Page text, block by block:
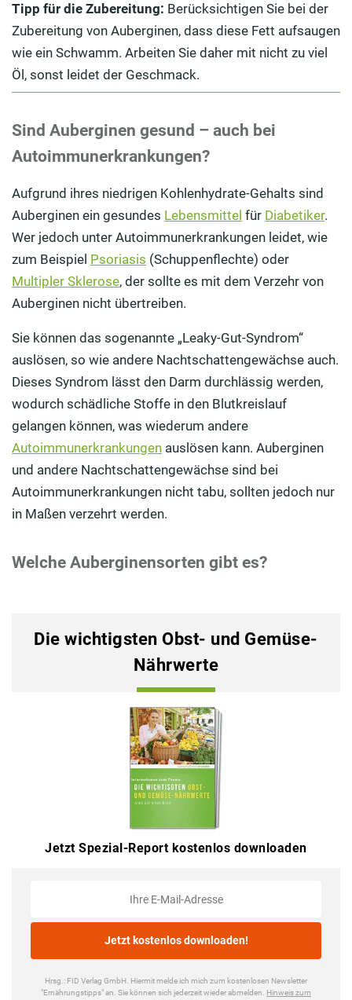
Tipp für die Zubereitung: Berücksichtigen Sie bei der
Zubereitung von Auberginen, dass diese Fett aufsaugen
wie ein Schwamm. Arbeiten Sie daher mit nicht zu viel
Öl, sonst leidet der Geschmack.
Sind Auberginen gesund – auch bei
Autoimmunerkrankungen?
Aufgrund ihres niedrigen Kohlenhydrate-Gehalts sind
Auberginen ein gesundes Lebensmittel für Diabetiker.
Wer jedoch unter Autoimmunerkrankungen leidet, wie
zum Beispiel Psoriasis (Schuppenflechte) oder
Multipler Sklerose, der sollte es mit dem Verzehr von
Auberginen nicht übertreiben.
Sie können das sogenannte „Leaky-Gut-Syndrom“
auslösen, so wie andere Nachtschattengewächse auch.
Dieses Syndrom lässt den Darm durchlässig werden,
wodurch schädliche Stoffe in den Blutkreislauf
gelangen können, was wiederum andere
Autoimmunerkrankungen auslösen kann. Auberginen
und andere Nachtschattengewächse sind bei
Autoimmunerkrankungen nicht tabu, sollten jedoch nur
in Maßen verzehrt werden.
Welche Auberginensorten gibt es?